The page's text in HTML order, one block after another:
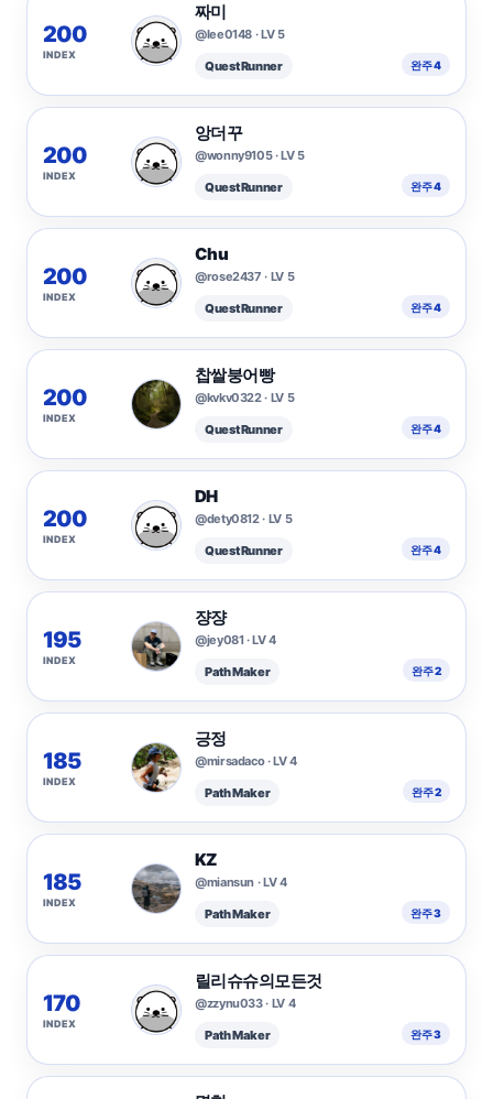
200
INDEX
짜미
@lee0148 · LV 5
Quest Runner 완주 4
200
INDEX
앙더꾸
@wonny9105 · LV 5
Quest Runner 완주 4
200
INDEX
Chu
@rose2437 · LV 5
Quest Runner 완주 4
200
INDEX
찹쌀붕어빵
@kvkv0322 · LV 5
Quest Runner 완주 4
200
INDEX
DH
@dety0812 · LV 5
Quest Runner 완주 4
195
INDEX
쟝쟝
@jey081 · LV 4
Path Maker 완주 2
185
INDEX
긍정
@mirsadaco · LV 4
Path Maker 완주 2
185
INDEX
KZ
@miansun · LV 4
Path Maker 완주 3
170
INDEX
릴리슈슈의모든것
@zzynu033 · LV 4
Path Maker 완주 3